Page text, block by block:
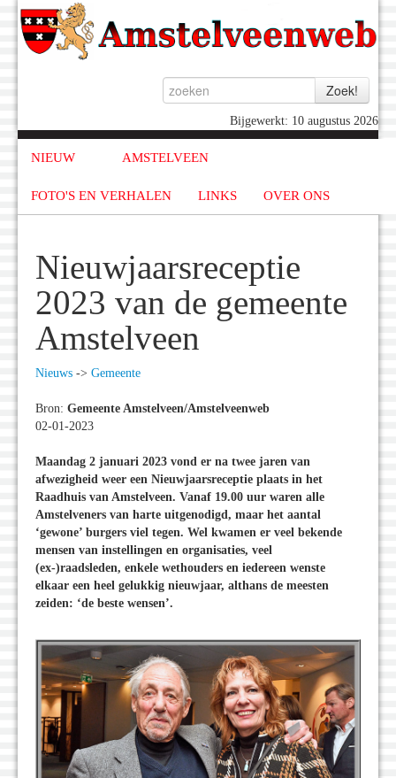
Bijgewerkt: 10 augustus 2026
NIEUW AMSTELVEEN
FOTO'S EN VERHALEN LINKS OVER ONS
Nieuwjaarsreceptie
2023 van de gemeente
Amstelveen
Nieuws -> Gemeente
Bron: Gemeente Amstelveen/Amstelveenweb
02-01-2023
Maandag 2 januari 2023 vond er na twee jaren van
afwezigheid weer een Nieuwjaarsreceptie plaats in het
Raadhuis van Amstelveen. Vanaf 19.00 uur waren alle
Amstelveners van harte uitgenodigd, maar het aantal
‘gewone’ burgers viel tegen. Wel kwamen er veel bekende
mensen van instellingen en organisaties, veel
(ex-)raadsleden, enkele wethouders en iedereen wenste
elkaar een heel gelukkig nieuwjaar, althans de meesten
zeiden: ‘de beste wensen’.